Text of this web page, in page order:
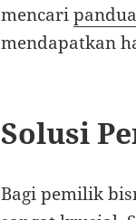
mencari
mendapatkan
Solusi
Bagi pemilik